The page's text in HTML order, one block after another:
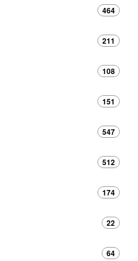
464
211
108
151
547
512
174
22
64